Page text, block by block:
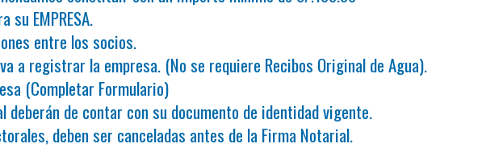
EMPRESA.
entre los socios.
a registrar la empresa. (No se requiere Recibos Original de Agua).
(Completar Formulario)
deberán de contar con su documento de identidad vigente.
deben ser canceladas antes de la Firma Notarial.